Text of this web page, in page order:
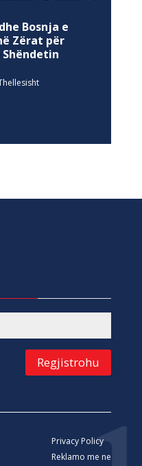
Bosnja e
Zërat për
Regjistrohu
Privacy Policy
Reklamo me ne